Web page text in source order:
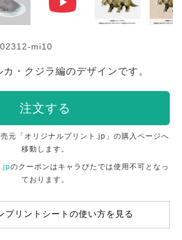
mi10
・クジラ編のデザインです。
注文する
元「オリジナルプリント.jp」の購入ページへ
移動します。
.jpのクーポンはキャラぴたでは使用不可となっ
ております。
プリントシートの使い方を見る